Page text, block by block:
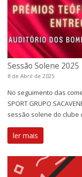
Sessão Solene 2025
8 de Abril de 2025
No seguimento das
SPORT GRUPO
sessão solene do clube
ler mais